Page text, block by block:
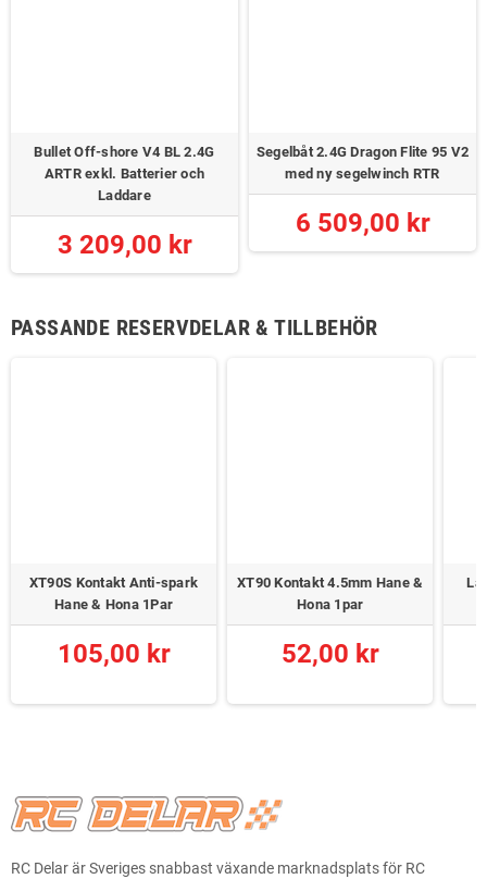
Bullet Off-shore V4 BL 2.4G
ARTR exkl. Batterier och
Laddare
3 209,00 kr
Segelbåt 2.4G Dragon Flite 95 V2
med ny segelwinch RTR
6 509,00 kr
PASSANDE RESERVDELAR & TILLBEHÖR
XT90S Kontakt Anti-spark
Hane & Hona 1Par
105,00 kr
XT90 Kontakt 4.5mm Hane &
Hona 1par
52,00 kr
RC Delar är Sveriges snabbast växande marknadsplats för RC